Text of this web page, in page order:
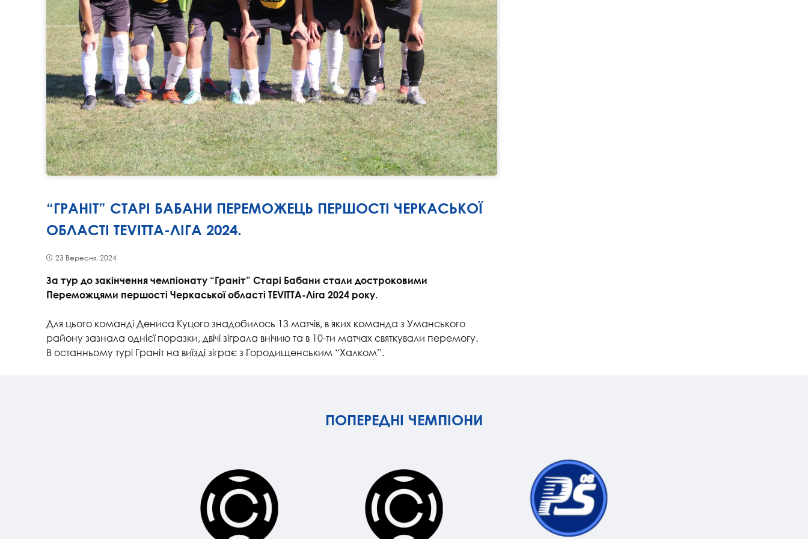
“ГРАНІТ” СТАРІ БАБАНИ ПЕРЕМОЖЕЦЬ ПЕРШОСТІ ЧЕРКАСЬКОЇ
ОБЛАСТІ TEVITTA-ЛІГА 2024.
23 Вересня, 2024
За тур до закінчення чемпіонату “Граніт” Старі Бабани стали достроковими
Переможцями першості Черкаської області TEVITTA-Ліга 2024 року.
Для цього команді Дениса Куцого знадобилось 13 матчів, в яких команда з Уманського
району зазнала однієї поразки, двічі зіграла внічию та в 10-ти матчах святкували перемогу.
В останньому турі Граніт на виїзді зіграє з Городищенським “Халком”.
ПОПЕРЕДНІ ЧЕМПІОНИ